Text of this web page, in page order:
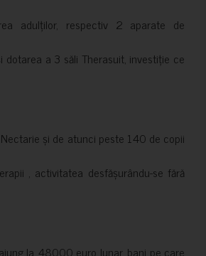
adulților, respectiv 2 aparate de
a 3 săli Therasuit, investiție ce
și de atunci peste 140 de copii
, activitatea desfășurându-se fără
la 48000 euro lunar, bani pe care